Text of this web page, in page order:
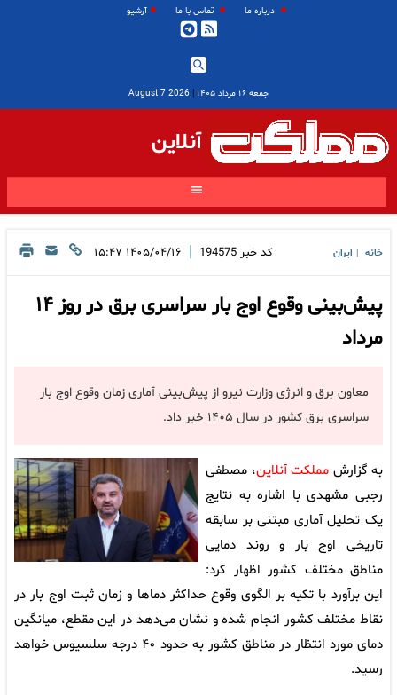
درباره ما تماس با ما آرشیو
جمعه ۱۶ مرداد ۱۴۰۵ |
2026 August 7
آنلاین
خانه ایران کد خبر 194575
| ۱۴۰۵/۰۴/۱۶ ۱۵:۴۷
پیش‌بینی وقوع اوج بار سراسری برق در روز ۱۴
مرداد
معاون برق و انرژی وزارت نیرو از پیش‌بینی آماری زمان وقوع اوج بار
سراسری برق کشور در سال ۱۴۰۵ خبر داد.
به گزارش مملکت آنلاین، مصطفی
رجبی مشهدی با اشاره به نتایج
یک تحلیل آماری مبتنی بر سابقه
تاریخی اوج بار و روند دمایی
مناطق مختلف کشور اظهار کرد:
این برآورد با تکیه بر الگوی وقوع حداکثر دما‌ها و زمان ثبت اوج بار در
نقاط مختلف کشور انجام شده و نشان می‌دهد در این مقطع، میانگین
دمای مورد انتظار در مناطق کشور به حدود ۴۰ درجه سلسیوس خواهد
رسید.